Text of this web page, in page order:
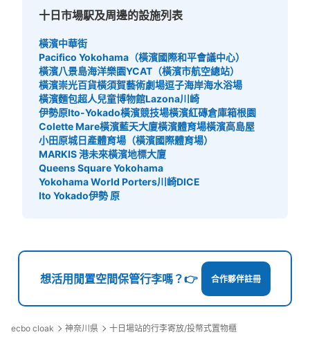
十日市場駅及周邊的設施列表
橫濱中華街
Pacifico Yokohama（橫濱國際和平會議中心）
橫濱八景島海洋樂園YCAT（橫濱市航空總站）
橫濱崇光百貨橫須賀藝術劇場逗子海岸海水浴場
橫濱麵包超人兒童博物館Lazona川崎
伊勢原Ito-Yokado橫濱競技場橫濱紅磚倉庫箱根園
Colette Mare橫濱藍天大廈橫濱體育場橫濱高島屋
小田原城日產體育場（橫濱國際體育場）
MARKIS 港未來橫濱地標大廈
Queens Square Yokohama
Yokohama World Porters川崎DICE
Ito Yokado伊勢 原
想活用閒置空間保管行李嗎？👉 合作夥伴註冊
ecbo cloak 神奈川県 十日場站的行李寄放/投幣式置物櫃